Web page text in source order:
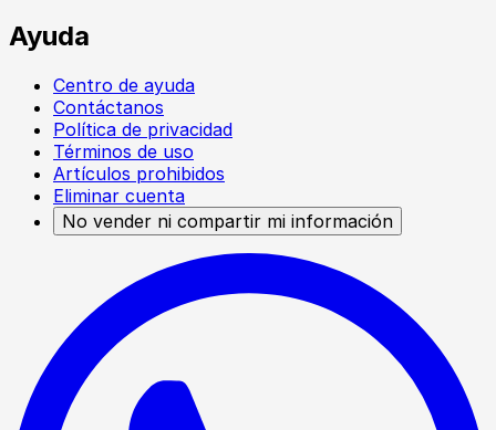
Ayuda
Centro de ayuda
Contáctanos
Política de privacidad
Términos de uso
Artículos prohibidos
Eliminar cuenta
No vender ni compartir mi información